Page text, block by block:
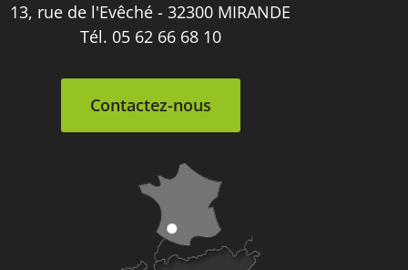
13, rue de l'Evêché - 32300 MIRANDE
Tél. 05 62 66 68 10
Contactez-nous